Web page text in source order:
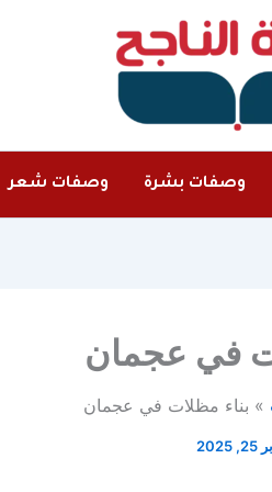
وصفات بشرة وصفات شعر
في عجمان
بناء مظلات في عجمان
2025